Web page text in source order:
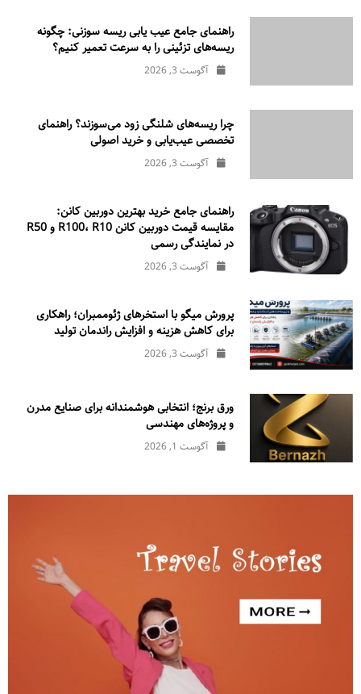
راهنمای جامع عیب یابی ریسه سوزنی: چگونه
ریسه‌های تزئینی را به سرعت تعمیر کنیم؟
آگوست 3, 2026
چرا ریسه‌های شلنگی زود می‌سوزند؟ راهنمای
تخصصی عیب‌یابی و خرید اصولی
آگوست 3, 2026
راهنمای جامع خرید بهترین دوربین کانن:
مقایسه قیمت دوربین کانن R100، R10 و R50
در نمایندگی رسمی
آگوست 3, 2026
پرورش میگو با استخرهای ژئوممبران؛ راهکاری
برای کاهش هزینه و افزایش راندمان تولید
آگوست 3, 2026
ورق برنج؛ انتخابی هوشمندانه برای صنایع مدرن
و پروژه‌های مهندسی
آگوست 1, 2026